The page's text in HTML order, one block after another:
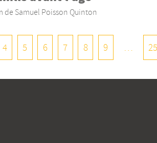
de Samuel Poisson Quinton
4 5 6 7 8 9 …